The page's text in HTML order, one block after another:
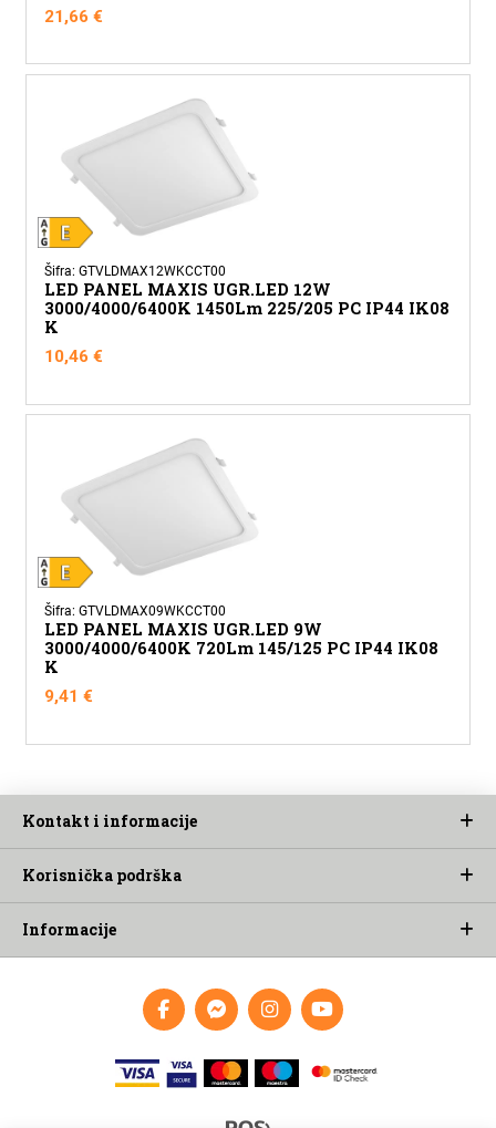
21,66€
Šifra: GTVLDMAX12WKCCT00
LED PANEL MAXIS UGR.LED 12W
3000/4000/6400K 1450Lm 225/205 PC IP44 IK08
K
10,46€
Šifra: GTVLDMAX09WKCCT00
LED PANEL MAXIS UGR.LED 9W
3000/4000/6400K 720Lm 145/125 PC IP44 IK08
K
9,41€
Kontakt i informacije
Korisnička podrška
Informacije